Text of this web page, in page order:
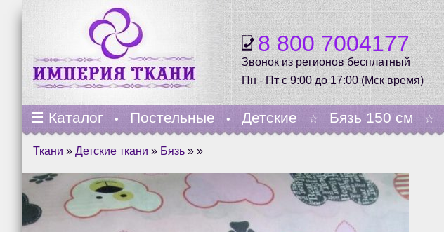
8 800 7004177
Звонок из регионов бесплатный
Пн - Пт с 9:00 до 17:00 (Мск время)
☰ Каталог • Постельные • Детские ☆ Бязь 150 см ☆
Ткани » Детские ткани » Бязь » »